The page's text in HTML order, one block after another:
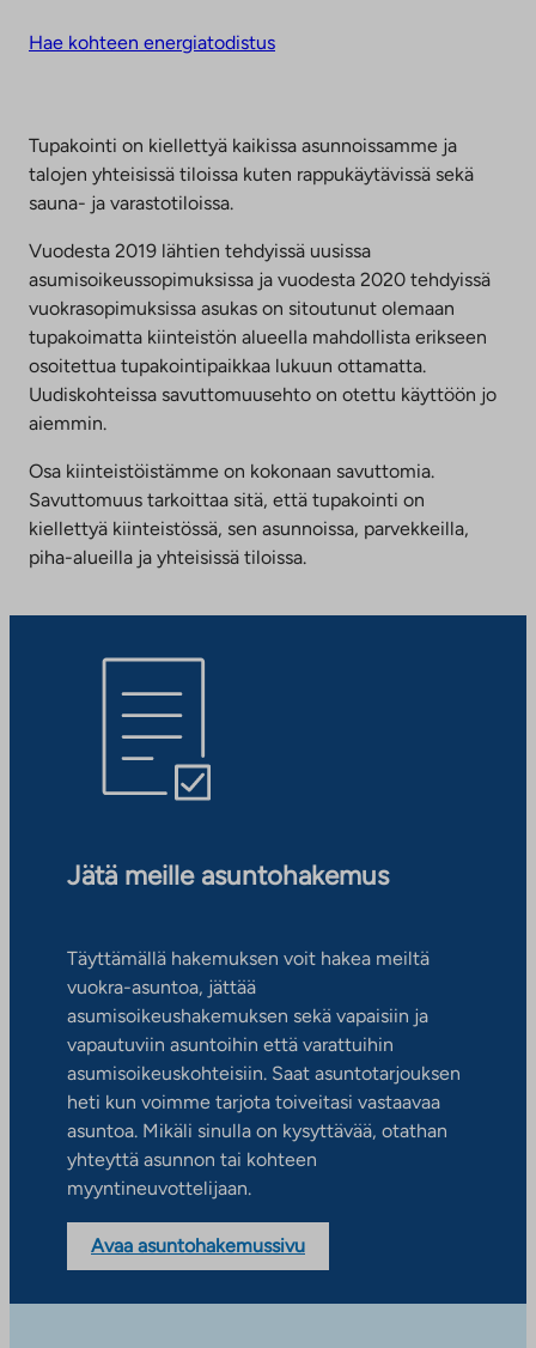
Hae kohteen energiatodistus
Tupakointi on kiellettyä kaikissa asunnoissamme ja
talojen yhteisissä tiloissa kuten rappukäytävissä sekä
sauna- ja varastotiloissa.
Vuodesta 2019 lähtien tehdyissä uusissa
asumisoikeussopimuksissa ja vuodesta 2020 tehdyissä
vuokrasopimuksissa asukas on sitoutunut olemaan
tupakoimatta kiinteistön alueella mahdollista erikseen
osoitettua tupakointipaikkaa lukuun ottamatta.
Uudiskohteissa savuttomuusehto on otettu käyttöön jo
aiemmin.
Osa kiinteistöistämme on kokonaan savuttomia.
Savuttomuus tarkoittaa sitä, että tupakointi on
kiellettyä kiinteistössä, sen asunnoissa, parvekkeilla,
piha-alueilla ja yhteisissä tiloissa.
Jätä meille asuntohakemus
Täyttämällä hakemuksen voit hakea meiltä
vuokra-asuntoa, jättää
asumisoikeushakemuksen sekä vapaisiin ja
vapautuviin asuntoihin että varattuihin
asumisoikeuskohteisiin. Saat asuntotarjouksen
heti kun voimme tarjota toiveitasi vastaavaa
asuntoa. Mikäli sinulla on kysyttävää, otathan
yhteyttä asunnon tai kohteen
myyntineuvottelijaan.
Avaa asuntohakemussivu